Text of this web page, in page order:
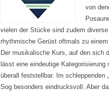
von
vielen der Stücke sind zudem
rhythmische Gerüst oftmals zu
Der musikalische Kurs, auf den sich
lässt eine eindeutige
überall feststellbar. Im schleppenden
Sog besonders eindrucksvoll. Aber